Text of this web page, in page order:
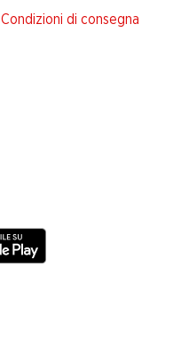
Condizioni di consegna